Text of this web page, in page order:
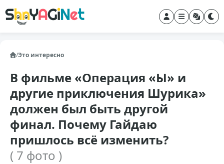
/Это интересно
В фильме «Операция «Ы» и
другие приключения Шурика»
должен был быть другой
финал. Почему Гайдаю
пришлось всё изменить?
( 7 фото )